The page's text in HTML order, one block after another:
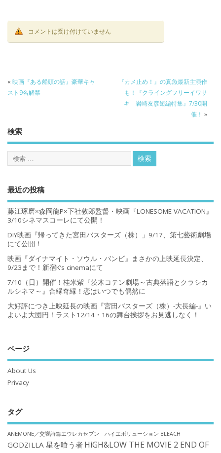
コメントは受け付けていません
« 映画『ある船頭の話』豪華キャ
スト9名解禁
『カメ止め！』の真魚最新主演作
も！『クライングフリーイワサ
キ 岩崎友彦短編特集』7/30開
催！ »
検索
最近の投稿
藤江琢磨×森岡龍P×下社敦郎監督・映画『LONESOME VACATION』
3/10シネマスコーレにて公開！
DIY映画『帰ってきた宮田バスターズ（株）」9/17、第七藝術劇場
にて公開！
映画『ダイナマイト・ソウル・バンビ』まさかの上映延長決定、
9/23まで！新宿K’s cinemaにて
7/10（日）開催！桂米紫『茨木コテン劇場～古典落語とクラシカ
ルシネマ～』合縁奇縁！恋はいつでも偶然に
大好評につき上映延長の映画『宮田バスターズ（株）-大長編-』い
よいよ大団円！ラスト12/14・16の舞台挨拶をお見逃しなく！
ページ
About Us
Privacy
タグ
ANEMONE／交響詩篇エウレカセブン ハイエボリューション BLEACH
GODZILLA 星を喰う者 HiGH&LOW THE MOVIE 2 END OF